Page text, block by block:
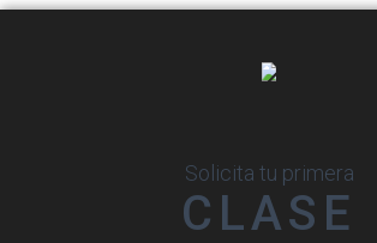
Solicita tu primera
CLASE